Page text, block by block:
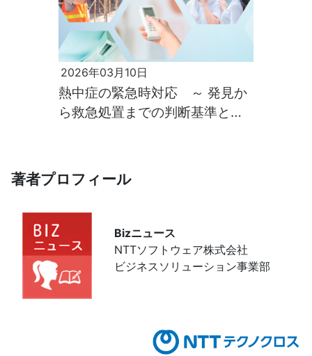
2026年03月10日
熱中症の緊急時対応 ～ 発見か
ら救急処置までの判断基準と応
著者プロフィール
Bizニュース
NTTソフトウェア株式会社
ビジネスソリューション事業部